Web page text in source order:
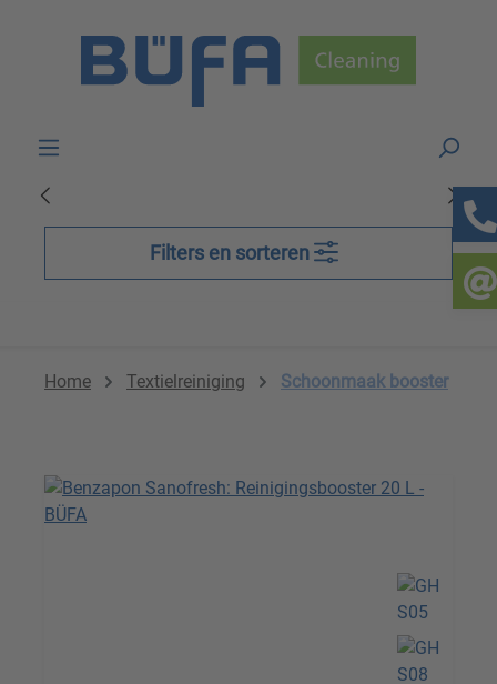
Filters en sorteren
Home Textielreiniging Schoonmaak booster